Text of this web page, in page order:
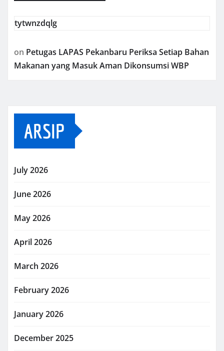
tytwnzdqlg
on Petugas LAPAS Pekanbaru Periksa Setiap Bahan
Makanan yang Masuk Aman Dikonsumsi WBP
ARSIP
July 2026
June 2026
May 2026
April 2026
March 2026
February 2026
January 2026
December 2025